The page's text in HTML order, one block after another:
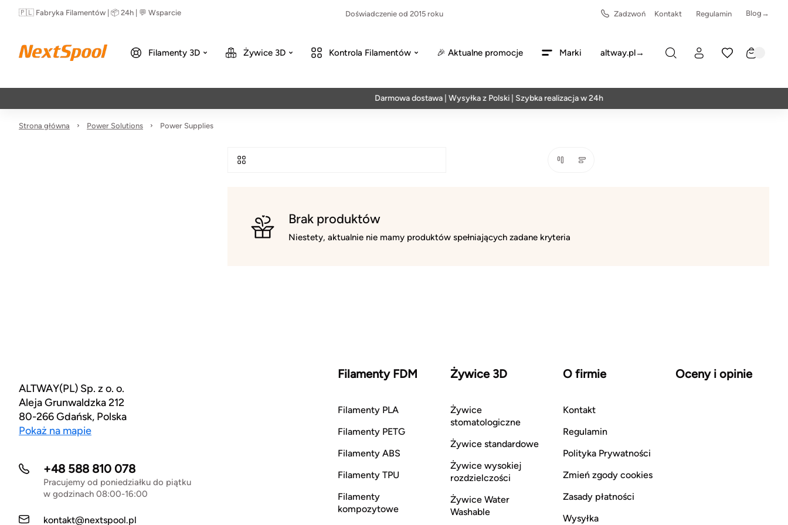
🇵🇱 Fabryka Filamentów | 📦 24h | 💬 Wsparcie Doświadczenie od 2015 roku Zadzwoń Kontakt Regulamin Blog→
Filamenty 3D Żywice 3D Kontrola Filamentów 🎉 Aktualne promocje Marki altway.pl→
Darmowa dostawa | Wysyłka z Polski | Szybka realizacja w 24h
Strona główna Power Solutions Power Supplies
Brak produktów
Niestety, aktualnie nie mamy produktów spełniających zadane kryteria
ALTWAY(PL) Sp. z o. o.
Aleja Grunwaldzka 212
80-266 Gdańsk, Polska
Pokaż na mapie
+48 588 810 078
Pracujemy od poniedziałku do piątku
w godzinach 08:00-16:00
kontakt@nextspool.pl
Filamenty FDM
Filamenty PLA
Filamenty PETG
Filamenty ABS
Filamenty TPU
Filamenty
kompozytowe
Żywice 3D
Żywice
stomatologiczne
Żywice standardowe
Żywice wysokiej
rozdzielczości
Żywice Water
Washable
O firmie
Kontakt
Regulamin
Polityka Prywatności
Zmień zgody cookies
Zasady płatności
Wysyłka
Oceny i opinie